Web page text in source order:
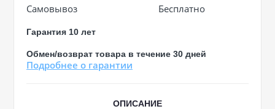
Самовывоз
Бесплатно
Гарантия 10 лет
Обмен/возврат товара в течение 30 дней
Подробнее о гарантии
ОПИСАНИЕ